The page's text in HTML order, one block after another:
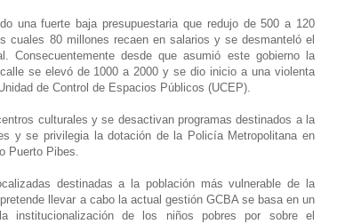
una fuerte baja presupuestaria que redujo de 500 a 120
cuales 80 millones recaen en salarios y se desmanteló el
Consecuentemente desde que asumió este gobierno la
se elevó de 1000 a 2000 y se dio inicio a una violenta
de Control de Espacios Públicos (UCEP).
culturales y se desactivan programas destinados a la
y se privilegia la dotación de la Policía Metropolitana en
Puerto Pibes.
destinadas a la población más vulnerable de la
llevar a cabo la actual gestión GCBA se basa en un
institucionalización de los niños pobres por sobre el